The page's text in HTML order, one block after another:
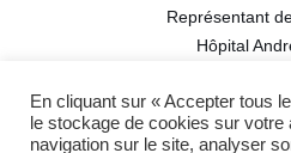
Représentant
Hôpital
CS
74805 LA ROCHE
En cliquant sur « Accepter tous
le stockage de cookies sur votre
navigation sur le site, analyser